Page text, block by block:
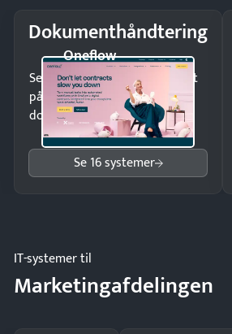
Dokumenthåndtering
Oneflow
Send kontrakter til underskrift
på minutter og mist ingen
dokumenter.
Se 16 systemer
IT-systemer til
Marketingafdelingen